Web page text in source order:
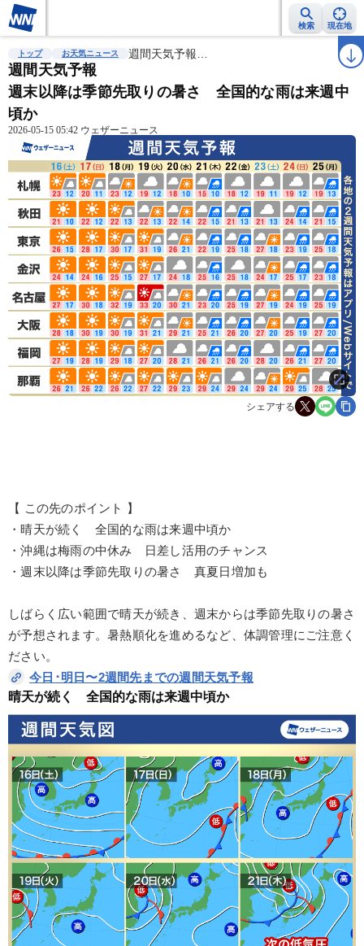
検索 現在地
雨雲レーダー 台風情報 地震情報 ラ
トップ お天気ニュース 週間天気予報…
週間天気予報
週末以降は季節先取りの暑さ 全国的な雨は来週中
頃か
2026-05-15 05:42 ウェザーニュース
シェアする
【 この先のポイント 】
・晴天が続く 全国的な雨は来週中頃か
・沖縄は梅雨の中休み 日差し活用のチャンス
・週末以降は季節先取りの暑さ 真夏日増加も
しばらく広い範囲で晴天が続き、週末からは季節先取りの暑さ
が予想されます。暑熱順化を進めるなど、体調管理にご注意く
ださい。
今日･明日〜2週間先までの週間天気予報
晴天が続く　全国的な雨は来週中頃か